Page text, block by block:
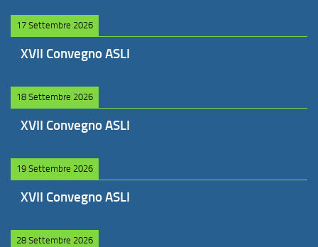
17 Settembre 2026
XVII Convegno ASLI
18 Settembre 2026
XVII Convegno ASLI
19 Settembre 2026
XVII Convegno ASLI
28 Settembre 2026